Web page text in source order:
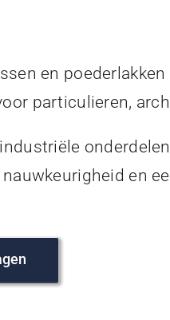
en
particulieren,
en